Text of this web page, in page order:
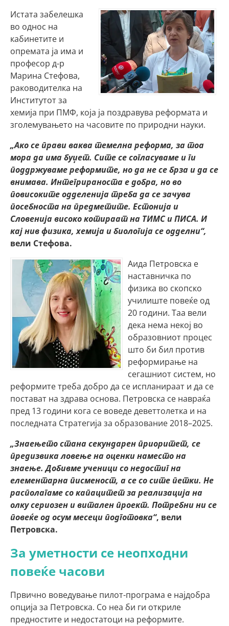
Истата забелешка
во однос на
кабинетите и
опремата ја има и
професор д-р
Марина Стефова,
раководителка на
Институтот за
хемија при ПМФ, која ја поздравува реформата и
зголемувањето на часовите по природни науки.
„Ако се прави ваква темелна реформа, за тоа
мора да има буџет. Сите се согласуваме и ги
поддржуваме реформите, но да не се брза и да се
внимава. Интегрираноста е добра, но во
повисоките одделенија треба да се зачува
посебноста на предметите. Естонија и
Словенија високо котираат на ТИМС и ПИСА. И
кај нив физика, хемија и биологија се одделни“,
вели Стефова.
Аида Петровска е
наставничка по
физика во скопско
училиште повеќе од
20 години. Таа вели
дека нема некој во
образовниот процес
што би бил против
реформирање на
сегашниот систем, но
реформите треба добро да се испланираат и да се
постават на здрава основа. Петровска се навраќа
пред 13 години кога се воведе деветтолетка и на
последната Стратегија за образование 2018–2025.
„Знаењето стана секундарен приоритет, се
предизвика ловење на оценки наместо на
знаење. Добивме ученици со недостиг на
елементарна писменост, а се со сите петки. Не
располагаме со капацитет за реализација на
олку сериозен и витален проект. Потребни ни се
повеќе од осум месеци подготовка“, вели
Петровска.
За уметности се неопходни
повеќе часови
Првично воведување пилот-програма е најдобра
опција за Петровска. Со неа би ги откриле
предностите и недостатоци на реформите.